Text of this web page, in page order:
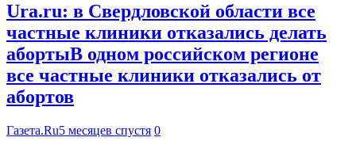
Ura.ru: в Свердловской области все
частные клиники отказались делать
абортыВ одном российском регионе
все частные клиники отказались от
абортов
Газета.Ru5 месяцев спустя 0